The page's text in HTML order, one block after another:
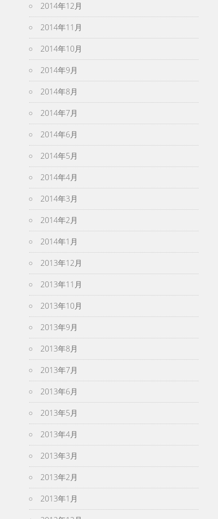
2014年12月
2014年11月
2014年10月
2014年9月
2014年8月
2014年7月
2014年6月
2014年5月
2014年4月
2014年3月
2014年2月
2014年1月
2013年12月
2013年11月
2013年10月
2013年9月
2013年8月
2013年7月
2013年6月
2013年5月
2013年4月
2013年3月
2013年2月
2013年1月